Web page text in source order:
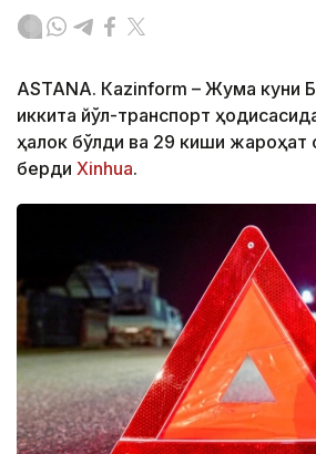
ASTANА. Кazinform – Жума куни
иккита йўл-транспорт
ҳалок бўлди ва 29 киши жароҳат
берди Xinhua.